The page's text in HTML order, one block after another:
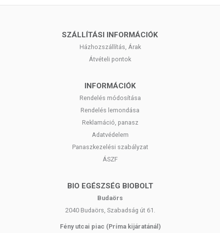
SZÁLLÍTÁSI INFORMÁCIÓK
Házhozszállítás, Árak
Átvételi pontok
INFORMÁCIÓK
Rendelés módosítása
Rendelés lemondása
Reklamáció, panasz
Adatvédelem
Panaszkezelési szabályzat
ÁSZF
BIO EGÉSZSÉG BIOBOLT
Budaörs
2040 Budaörs, Szabadság út 61.
Fény utcai piac (Príma kijáratánál)